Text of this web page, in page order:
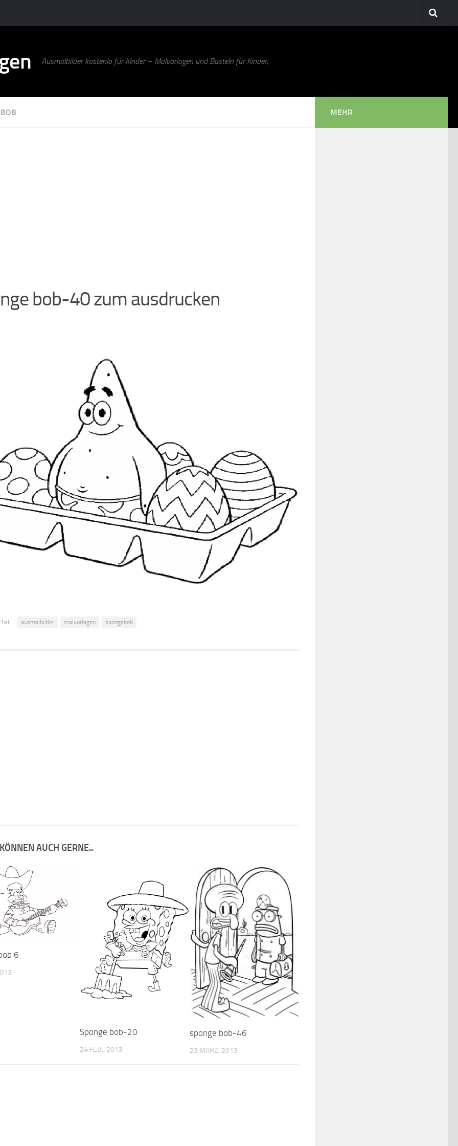
Ausmalbilder kostenlo für Kinder – Malvorlagen und Basteln für Kinder,
bob-40 zum ausdrucken
ausmalbilder malvorlagen spongebob
AUCH GERNE..
6
Sponge bob-20
24 FEB., 2013
sponge bob-46
23 MÄRZ, 2013
MEHR